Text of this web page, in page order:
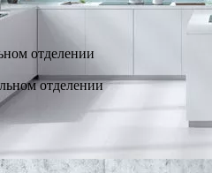
отделении
отделении